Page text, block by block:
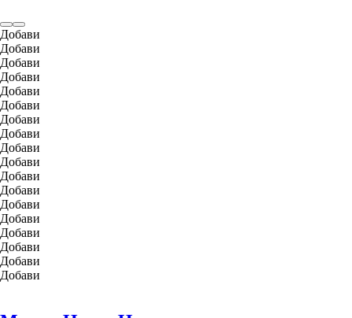
Добави
Добави
Добави
Добави
Добави
Добави
Добави
Добави
Добави
Добави
Добави
Добави
Добави
Добави
Добави
Добави
Добави
Добави